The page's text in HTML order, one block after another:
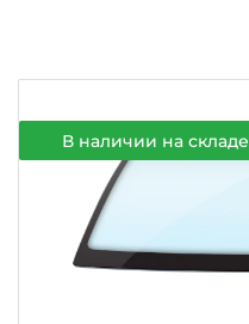
В наличии на складе